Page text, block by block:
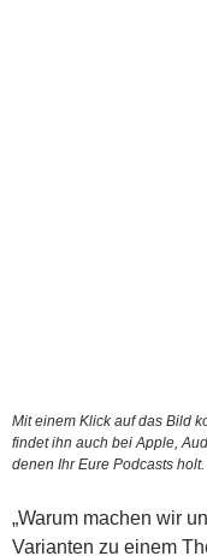
Mit einem Klick auf das Bild
findet ihn auch bei Apple,
denen Ihr Eure Podcasts
„Warum machen wir
Varianten zu einem